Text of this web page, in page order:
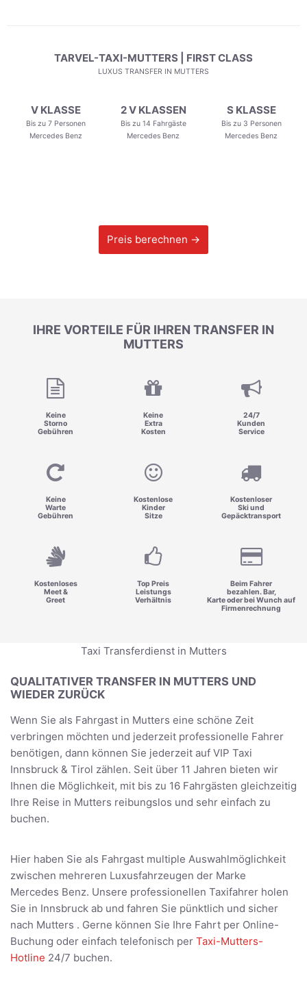
TARVEL-TAXI-MUTTERS | FIRST CLASS
LUXUS TRANSFER IN MUTTERS
V KLASSE
Bis zu 7 Personen
Mercedes Benz
2 V KLASSEN
Bis zu 14 Fahrgäste
Mercedes Benz
S KLASSE
Bis zu 3 Personen
Mercedes Benz
Preis berechnen →
IHRE VORTEILE FÜR IHREN TRANSFER IN
MUTTERS
Keine
Storno
Gebühren
Keine
Extra
Kosten
24/7
Kunden
Service
Keine
Warte
Gebühren
Kostenlose
Kinder
Sitze
Kostenloser
Ski und
Gepäcktransport
Kostenloses
Meet &
Greet
Top Preis
Leistungs
Verhältnis
Beim Fahrer
bezahlen. Bar,
Karte oder bei Wunch auf
Firmenrechnung
Taxi Transferdienst in Mutters
QUALITATIVER TRANSFER IN MUTTERS UND
WIEDER ZURÜCK
Wenn Sie als Fahrgast in Mutters eine schöne Zeit
verbringen möchten und jederzeit professionelle Fahrer
benötigen, dann können Sie jederzeit auf VIP Taxi
Innsbruck & Tirol zählen. Seit über 11 Jahren bieten wir
Ihnen die Möglichkeit, mit bis zu 16 Fahrgästen gleichzeitig
Ihre Reise in Mutters reibungslos und sehr einfach zu
buchen.
Hier haben Sie als Fahrgast multiple Auswahlmöglichkeit
zwischen mehreren Luxusfahrzeugen der Marke
Mercedes Benz. Unsere professionellen Taxifahrer holen
Sie in Innsbruck ab und fahren Sie pünktlich und sicher
nach Mutters . Gerne können Sie Ihre Fahrt per Online-
Buchung oder einfach telefonisch per Taxi-Mutters-
Hotline 24/7 buchen.